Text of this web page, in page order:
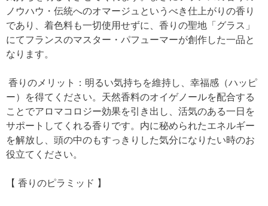
ノウハウ・伝統へのオマージュというべき仕上がりの香り
であり、着色料も一切使用せずに、香りの聖地「グラス」
にてフランスのマスター・パフューマーが創作した一品と
なります。
香りのメリット：明るい気持ちを維持し、幸福感（ハッピ
ー）を得てください。天然香料のオイゲノールを配合する
ことでアロマコロジー効果を引き出し、活気のある一日を
サポートしてくれる香りです。内に秘められたエネルギー
を解放し、頭の中のもすっきりした気分になりたい時のお
役立てください。
【 香りのピラミッド 】